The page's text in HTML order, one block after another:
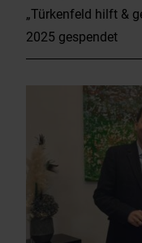
„Türkenfeld hilft &
2025 gespendet